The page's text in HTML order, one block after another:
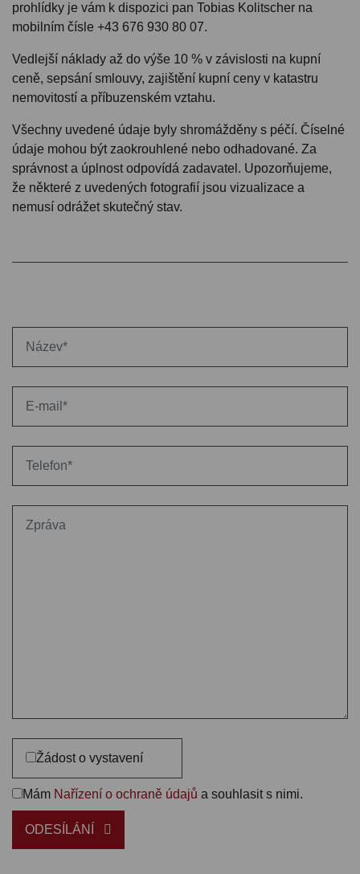
prohlídky je vám k dispozici pan Tobias Kolitscher na
mobilním čísle +43 676 930 80 07.
Vedlejší náklady až do výše 10 % v závislosti na kupní
ceně, sepsání smlouvy, zajištění kupní ceny v katastru
nemovitostí a příbuzenském vztahu.
Všechny uvedené údaje byly shromážděny s péčí. Číselné
údaje mohou být zaokrouhlené nebo odhadované. Za
správnost a úplnost odpovídá zadavatel. Upozorňujeme,
že některé z uvedených fotografií jsou vizualizace a
nemusí odrážet skutečný stav.
Žádost o vystavení
Mám Nařízení o ochraně údajů a souhlasit s nimi.
ODESÍLÁNÍ